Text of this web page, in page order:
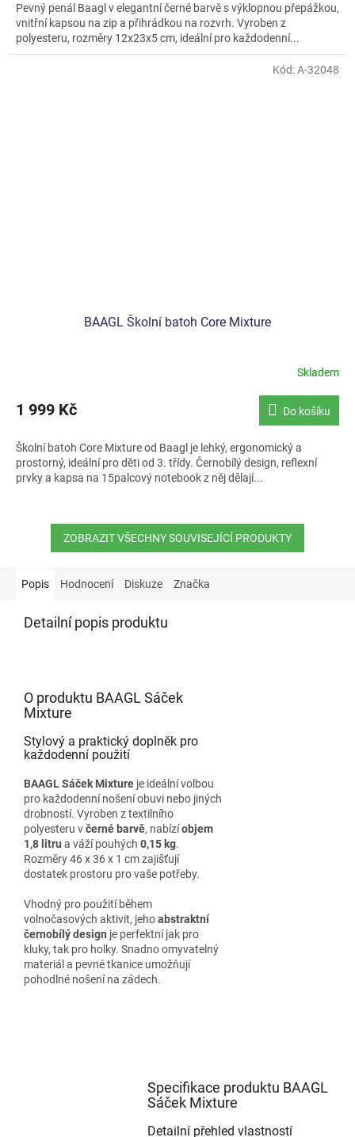
Pevný penál Baagl v elegantní černé barvě s výklopnou přepážkou,
vnitřní kapsou na zip a přihrádkou na rozvrh. Vyroben z
polyesteru, rozměry 12x23x5 cm, ideální pro každodenní...
BAAGL Školní batoh Core Mixture
Skladem
1 999 Kč Do košíku
Školní batoh Core Mixture od Baagl je lehký, ergonomický a
prostorný, ideální pro děti od 3. třídy. Černobílý design, reflexní
prvky a kapsa na 15palcový notebook z něj dělají...
Kód:A-32048
ZOBRAZIT VŠECHNY SOUVISEJÍCÍ PRODUKTY
Popis Hodnocení Diskuze Značka
Detailní popis produktu
O produktu BAAGL Sáček
Mixture
Stylový a praktický doplněk pro
každodenní použití
BAAGL Sáček Mixture je ideální volbou
pro každodenní nošení obuvi nebo jiných
drobností. Vyroben z textilního
polyesteru včerné barvě, nabízíobjem
1,8 litru a váží pouhých 0,15 kg.
Rozměry 46 x 36 x 1 cm zajišťují
dostatek prostoru pro vaše potřeby.
Vhodný pro použití během
volnočasových aktivit, jehoabstraktní
černobílý design je perfektní jak pro
kluky, tak pro holky. Snadno omyvatelný
materiál a pevné tkanice umožňují
pohodlné nošení na zádech.
Specifikace produktu BAAGL
Sáček Mixture
Detailní přehled vlastností